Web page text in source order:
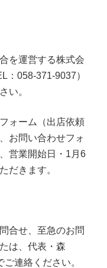
を運営する株式会
：058-371-9037）
い。
ォーム（出店依頼
お問い合わせフォ
営業開始日・1月6
だきます。
合せ、至急のお問
は、代表・森
連絡ください。